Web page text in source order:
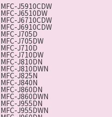
MFC-J5910CDW
MFC-J6510DW
MFC-J6710CDW
MFC-J6910CDW
MFC-J705D
MFC-J705DW
MFC-J710D
MFC-J710DW
MFC-J810DN
MFC-J810DWN
MFC-J825N
MFC-J840N
MFC-J860DN
MFC-J860DWN
MFC-J955DN
MFC-J955DWN